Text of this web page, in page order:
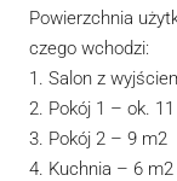
Powierzchnia
czego wchodzi:
1. Salon z
2. Pokój 1 – ok.
3. Pokój 2 – 9 m2
4. Kuchnia – 6 m2